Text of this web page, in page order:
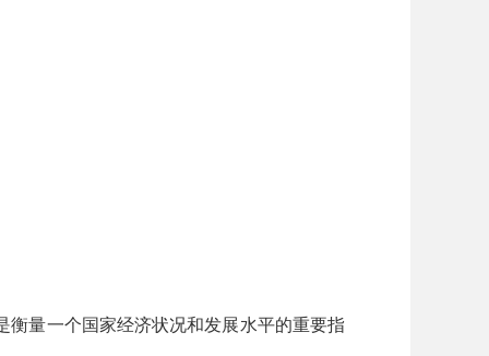
量一个国家经济状况和发展水平的重要指